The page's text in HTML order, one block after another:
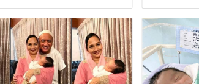
boleh diterima dan dikompromi,"